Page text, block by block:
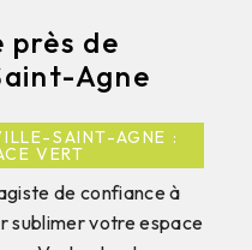
près de
Agne
SAINT-AGNE :
VERT
de confiance à
sublimer votre espace